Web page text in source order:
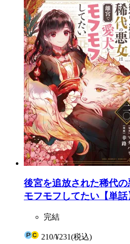
後宮を追放された稀代
モフモフしてたい【単話
完結
210/¥231(税込)